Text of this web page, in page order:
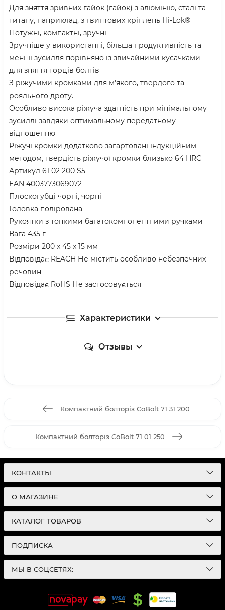
Для зняття зривних гайок (гайок) з алюмінію, сталі та
титану, наприклад, з гвинтових кріплень Hi-Lok®
Потужні, компактні, зручні
Зручніше у використанні, більша продуктивність та
менші зусилля порівняно із звичайними кусачками
для зняття торців болтів
З ріжучими кромками для м'якого, твердого та
рояльного дроту.
Особливо висока ріжуча здатність при мінімальному
зусиллі завдяки оптимальному передатному
відношенню
Ріжучі кромки додатково загартовані індукційним
методом, твердість ріжучої кромки близько 64 HRC
Артикул 61 02 200 S5
EAN 4003773069072
Плоскогубці чорні, чорні
Головка полірована
Рукоятки з тонкими багатокомпонентними ручками
Вага 435 г
Розміри 200 x 45 x 15 мм
Відповідає REACH Не містить особливо небезпечних
речовин
Відповідає RoHS Не застосовується
Характеристики
Отзывы
Компактний болторіз CoBolt 71 31 200
Компактний болторіз CoBolt 71 01 250
КОНТАКТЫ
О МАГАЗИНЕ
КАТАЛОГ ТОВАРОВ
ПОДПИСКА
МЫ В СОЦСЕТЯХ: